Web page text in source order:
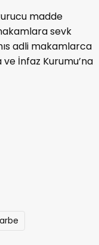
madde
sevk
adli makamlarca
İnfaz Kurumu’na